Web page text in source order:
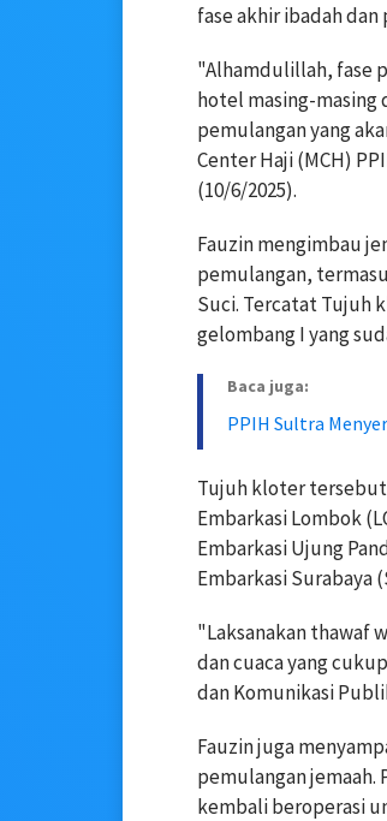
fase akhir ibadah
"Alhamdulillah, fase
hotel masing-masing
pemulangan yang
Center Haji (MCH)
(10/6/2025).
Fauzin mengimbau
pemulangan,
Suci. Tercatat Tujuh
gelombang I yang
Baca juga:
PPIH Sultra
Tujuh kloter tersebut
Embarkasi Lombok
Embarkasi Ujung
Embarkasi Surabaya
"Laksanakan thawaf
dan cuaca yang
dan Komunikasi
Fauzin juga
pemulangan jemaah.
kembali beroperasi